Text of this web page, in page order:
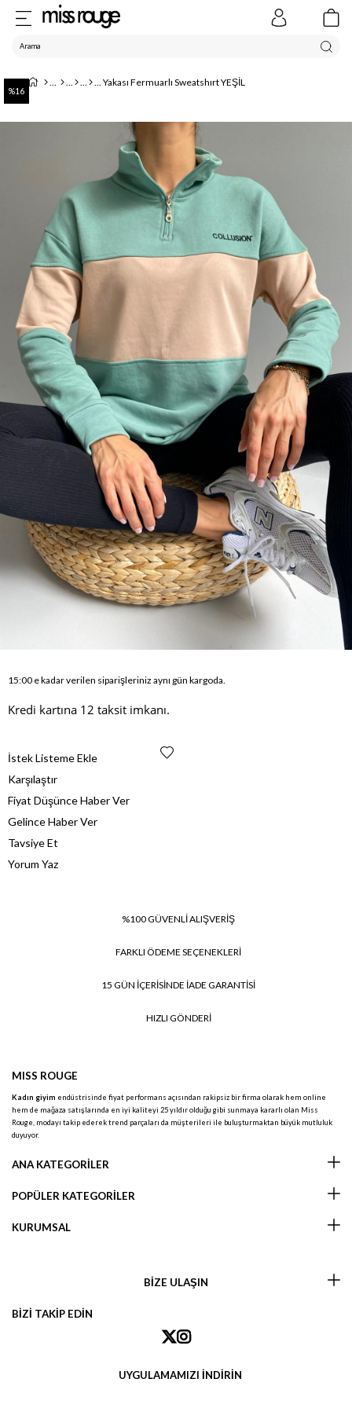
Yakası Fermuarlı Sweatshırt YEŞİL
16
15:00 e kadar verilen siparişleriniz aynı gün kargoda.
Kredi kartına 12 taksit imkanı.
İstek Listeme Ekle
Karşılaştır
Fiyat Düşünce Haber Ver
Gelince Haber Ver
Tavsiye Et
Yorum Yaz
%100 GÜVENLİ ALIŞVERİŞ
FARKLI ÖDEME SEÇENEKLERİ
15 GÜN İÇERİSİNDE İADE GARANTİSİ
HIZLI GÖNDERİ
MISS ROUGE
Kadın giyim endüstrisinde fiyat performans açısından rakipsiz bir firma olarak hem online
hem de mağaza satışlarında en iyi kaliteyi 25 yıldır olduğu gibi sunmaya kararlı olan Miss
Rouge, modayı takip ederek trend parçaları da müşterileri ile buluşturmaktan büyük mutluluk
duyuyor.
ANA KATEGORİLER
POPÜLER KATEGORİLER
KURUMSAL
BİZE ULAŞIN
BİZİ TAKİP EDİN
UYGULAMAMIZI İNDİRİN